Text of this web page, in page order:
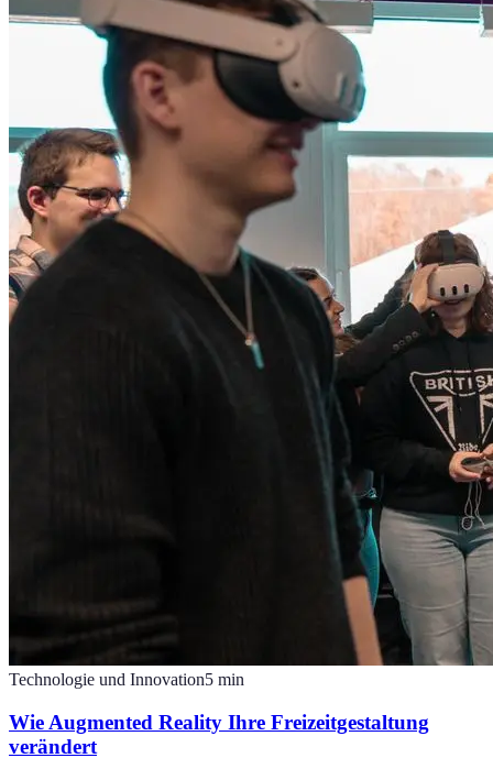
Technologie und Innovation5 min
Wie Augmented Reality Ihre Freizeitgestaltung
verändert